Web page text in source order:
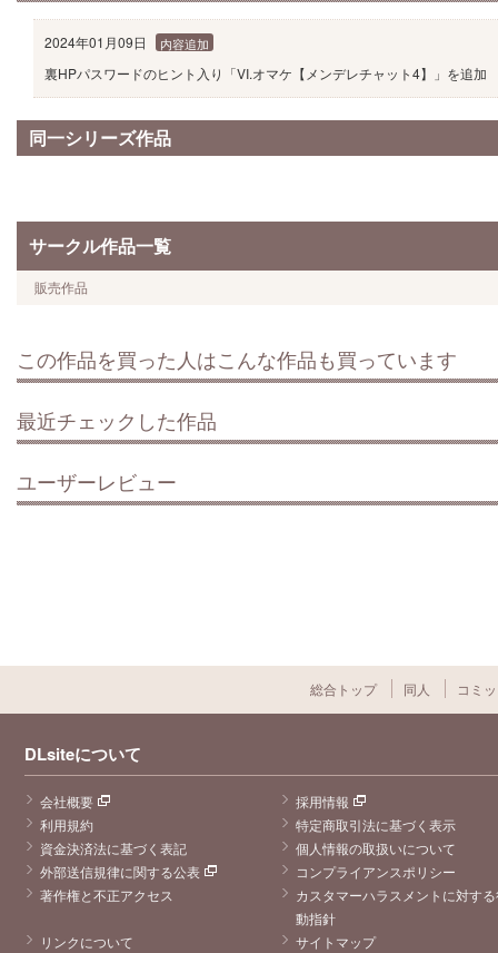
2024年01月09日 内容追加
裏HPパスワードのヒント入り「VI.オマケ【メンデレチャット4】」を追加
同一シリーズ作品
サークル作品一覧
販売作品
この作品を買った人はこんな作品も買っています
最近チェックした作品
ユーザーレビュー
総合トップ 同人 コミ
DLsiteについて
会社概要
採用情報
利用規約
特定商取引法に基づく表示
資金決済法に基づく表記
個人情報の取扱いについて
外部送信規律に関する公表
コンプライアンスポリシー
著作権と不正アクセス
カスタマーハラスメントに対す
動指針
リンクについて
サイトマップ